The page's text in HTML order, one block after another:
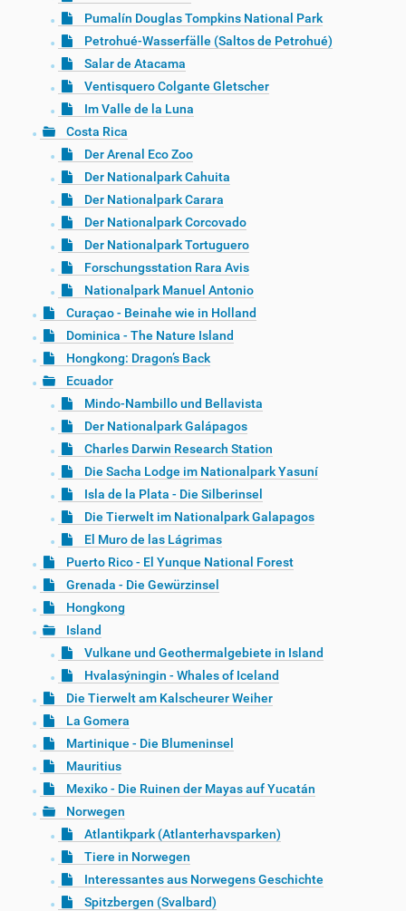
Pumalín Douglas Tompkins National Park
Petrohué-Wasserfälle (Saltos de Petrohué)
Salar de Atacama
Ventisquero Colgante Gletscher
Im Valle de la Luna
Costa Rica
Der Arenal Eco Zoo
Der Nationalpark Cahuita
Der Nationalpark Carara
Der Nationalpark Corcovado
Der Nationalpark Tortuguero
Forschungsstation Rara Avis
Nationalpark Manuel Antonio
Curaçao - Beinahe wie in Holland
Dominica - The Nature Island
Hongkong: Dragon’s Back
Ecuador
Mindo-Nambillo und Bellavista
Der Nationalpark Galápagos
Charles Darwin Research Station
Die Sacha Lodge im Nationalpark Yasuní
Isla de la Plata - Die Silberinsel
Die Tierwelt im Nationalpark Galapagos
El Muro de las Lágrimas
Puerto Rico - El Yunque National Forest
Grenada - Die Gewürzinsel
Hongkong
Island
Vulkane und Geothermalgebiete in Island
Hvalasýningin - Whales of Iceland
Die Tierwelt am Kalscheurer Weiher
La Gomera
Martinique - Die Blumeninsel
Mauritius
Mexiko - Die Ruinen der Mayas auf Yucatán
Norwegen
Atlantikpark (Atlanterhavsparken)
Tiere in Norwegen
Interessantes aus Norwegens Geschichte
Spitzbergen (Svalbard)